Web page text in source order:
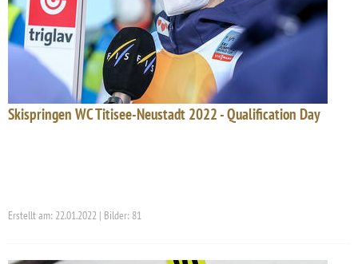
Skispringen WC Titisee-Neustadt 2022 - Qualification Day
Erstellt am: 22.01.2022 | Bilder: 81